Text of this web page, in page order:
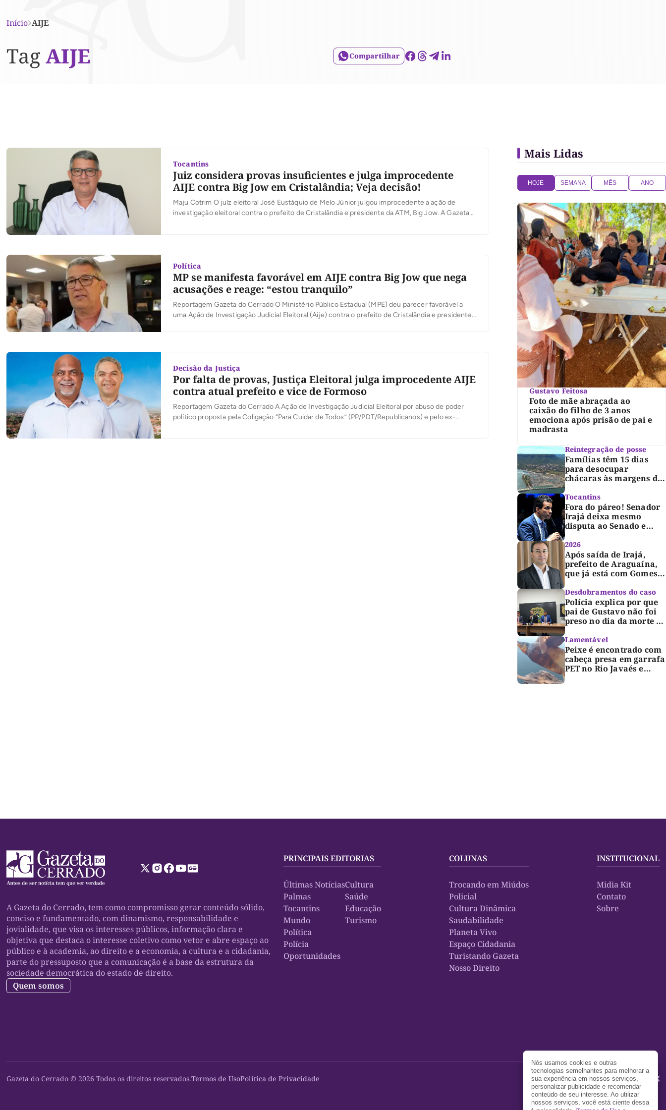
Início AIJE
Tag AIJE Compartilhar
Tocantins
Juiz considera provas insuficientes e julga improcedente
AIJE contra Big Jow em Cristalândia; Veja decisão!
Maju Cotrim O juíz eleitoral José Eustáquio de Melo Júnior julgou improcedente a ação de
investigação eleitoral contra o prefeito de Cristalândia e presidente da ATM, Big Jow. A Gazeta
Política
MP se manifesta favorável em AIJE contra Big Jow que nega
acusações e reage: “estou tranquilo”
Reportagem Gazeta do Cerrado O Ministério Público Estadual (MPE) deu parecer favorável a
uma Ação de Investigação Judicial Eleitoral (Aije) contra o prefeito de Cristalândia e presidente
Decisão da Justiça
Por falta de provas, Justiça Eleitoral julga improcedente AIJE
contra atual prefeito e vice de Formoso
Reportagem Gazeta do Cerrado A Ação de Investigação Judicial Eleitoral por abuso de poder
político proposta pela Coligação “Para Cuidar de Todos” (PP/PDT/Republicanos) e pelo ex-
Mais Lidas
HOJE SEMANA MÊS ANO
Gustavo Feitosa
Foto de mãe abraçada ao
caixão do filho de 3 anos
emociona após prisão de pai e
madrasta
Reintegração de posse
Famílias têm 15 dias
para desocupar
chácaras às margens do
lago de Lajeado,
determina Justiça
Tocantins
Fora do páreo! Senador
Irajá deixa mesmo
disputa ao Senado e
desabafa: “Saio deste
processo de cabeça
erguida, com gratidão e
respeito”
2026
Após saída de Irajá,
prefeito de Araguaína,
que já está com Gomes,
entra também na
campanha de Dimas e
fará anúncio oficial
Desdobramentos do caso
Polícia explica por que
pai de Gustavo não foi
preso no dia da morte e
detalha avanço da
investigação
Lamentável
Peixe é encontrado com
cabeça presa em garrafa
PET no Rio Javaés e
vídeo alerta para
A Gazeta do Cerrado, tem como compromisso gerar conteúdo sólido,
conciso e fundamentado, com dinamismo, responsabilidade e
jovialidade, que visa os interesses públicos, informação clara e
objetiva que destaca o interesse coletivo como vetor e abre espaço ao
público e à academia, ao direito e a economia, a cultura e a cidadania,
parte do pressuposto que a comunicação é a base da estrutura da
sociedade democrática do estado de direito.
Quem somos
PRINCIPAIS EDITORIAS
Últimas Notícias
Palmas
Tocantins
Mundo
Política
Polícia
Oportunidades
Cultura
Saúde
Educação
Turismo
COLUNAS
Trocando em Miúdos
Policial
Cultura Dinâmica
Saudabilidade
Planeta Vivo
Espaço Cidadania
Turistando Gazeta
Nosso Direito
INSTITUCIONAL
Midia Kit
Contato
Sobre
Gazeta do Cerrado © 2026 Todos os direitos reservados.Termos de UsoPolítica de Privacidade
Nós usamos cookies e outras
tecnologias semelhantes para melhorar a
sua experiência em nossos serviços,
personalizar publicidade e recomendar
conteúdo de seu interesse. Ao utilizar
nossos serviços, você está ciente dessa